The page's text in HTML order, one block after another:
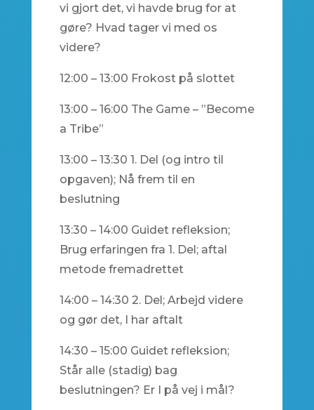
vi gjort det, vi havde brug for at
gøre? Hvad tager vi med os
videre?
12:00 – 13:00 Frokost på slottet
13:00 – 16:00 The Game – ”Become
a Tribe”
13:00 – 13:30 1. Del (og intro til
opgaven); Nå frem til en
beslutning
13:30 – 14:00 Guidet refleksion;
Brug erfaringen fra 1. Del; aftal
metode fremadrettet
14:00 – 14:30 2. Del; Arbejd videre
og gør det, I har aftalt
14:30 – 15:00 Guidet refleksion;
Står alle (stadig) bag
beslutningen? Er I på vej i mål?